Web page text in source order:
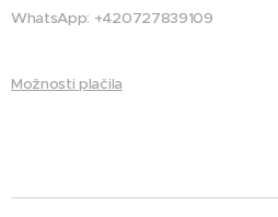
WhatsApp: +420727839109
Možnosti plačila